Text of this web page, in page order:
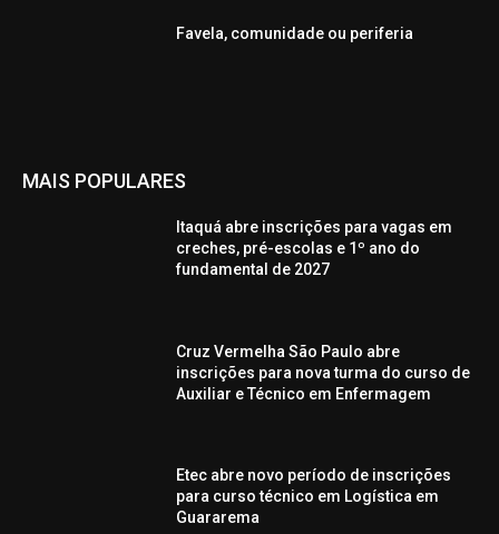
Favela, comunidade ou periferia
MAIS POPULARES
Itaquá abre inscrições para vagas em
creches, pré-escolas e 1º ano do
fundamental de 2027
Cruz Vermelha São Paulo abre
inscrições para nova turma do curso de
Auxiliar e Técnico em Enfermagem
Etec abre novo período de inscrições
para curso técnico em Logística em
Guararema